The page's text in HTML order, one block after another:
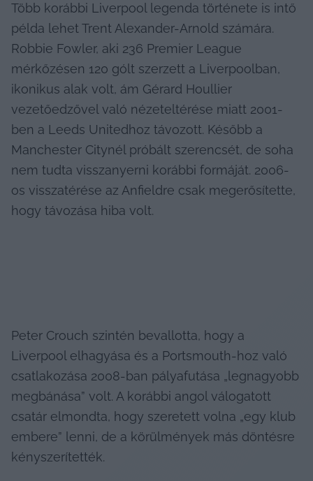
Több korábbi Liverpool legenda története is intő
példa lehet Trent Alexander-Arnold számára.
Robbie Fowler, aki 236 Premier League
mérkőzésen 120 gólt szerzett a Liverpoolban,
ikonikus alak volt, ám Gérard Houllier
vezetőedzővel való nézeteltérése miatt 2001-
ben a Leeds Unitedhoz távozott. Később a
Manchester Citynél próbált szerencsét, de soha
nem tudta visszanyerni korábbi formáját. 2006-
os visszatérése az Anfieldre csak megerősítette,
hogy távozása hiba volt.
Peter Crouch szintén bevallotta, hogy a
Liverpool elhagyása és a Portsmouth-hoz való
csatlakozása 2008-ban pályafutása „legnagyobb
megbánása” volt. A korábbi angol válogatott
csatár elmondta, hogy szeretett volna „egy klub
embere” lenni, de a körülmények más döntésre
kényszerítették.